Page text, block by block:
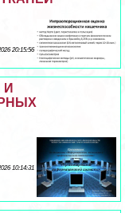
20:15:56
10:14:31